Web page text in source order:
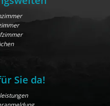
Sie da!